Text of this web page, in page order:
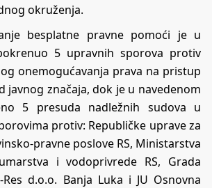
okruženja.
besplatne pravne pomoći je u
5 upravnih sporova protiv
onemogućavanja prava na pristup
javnog značaja, dok je u navedenom
5 presuda nadležnih sudova u
protiv: Republičke uprave za
pravne poslove RS, Ministarstva
i vodoprivrede RS, Grada
Res d.o.o. Banja Luka i JU Osnovna